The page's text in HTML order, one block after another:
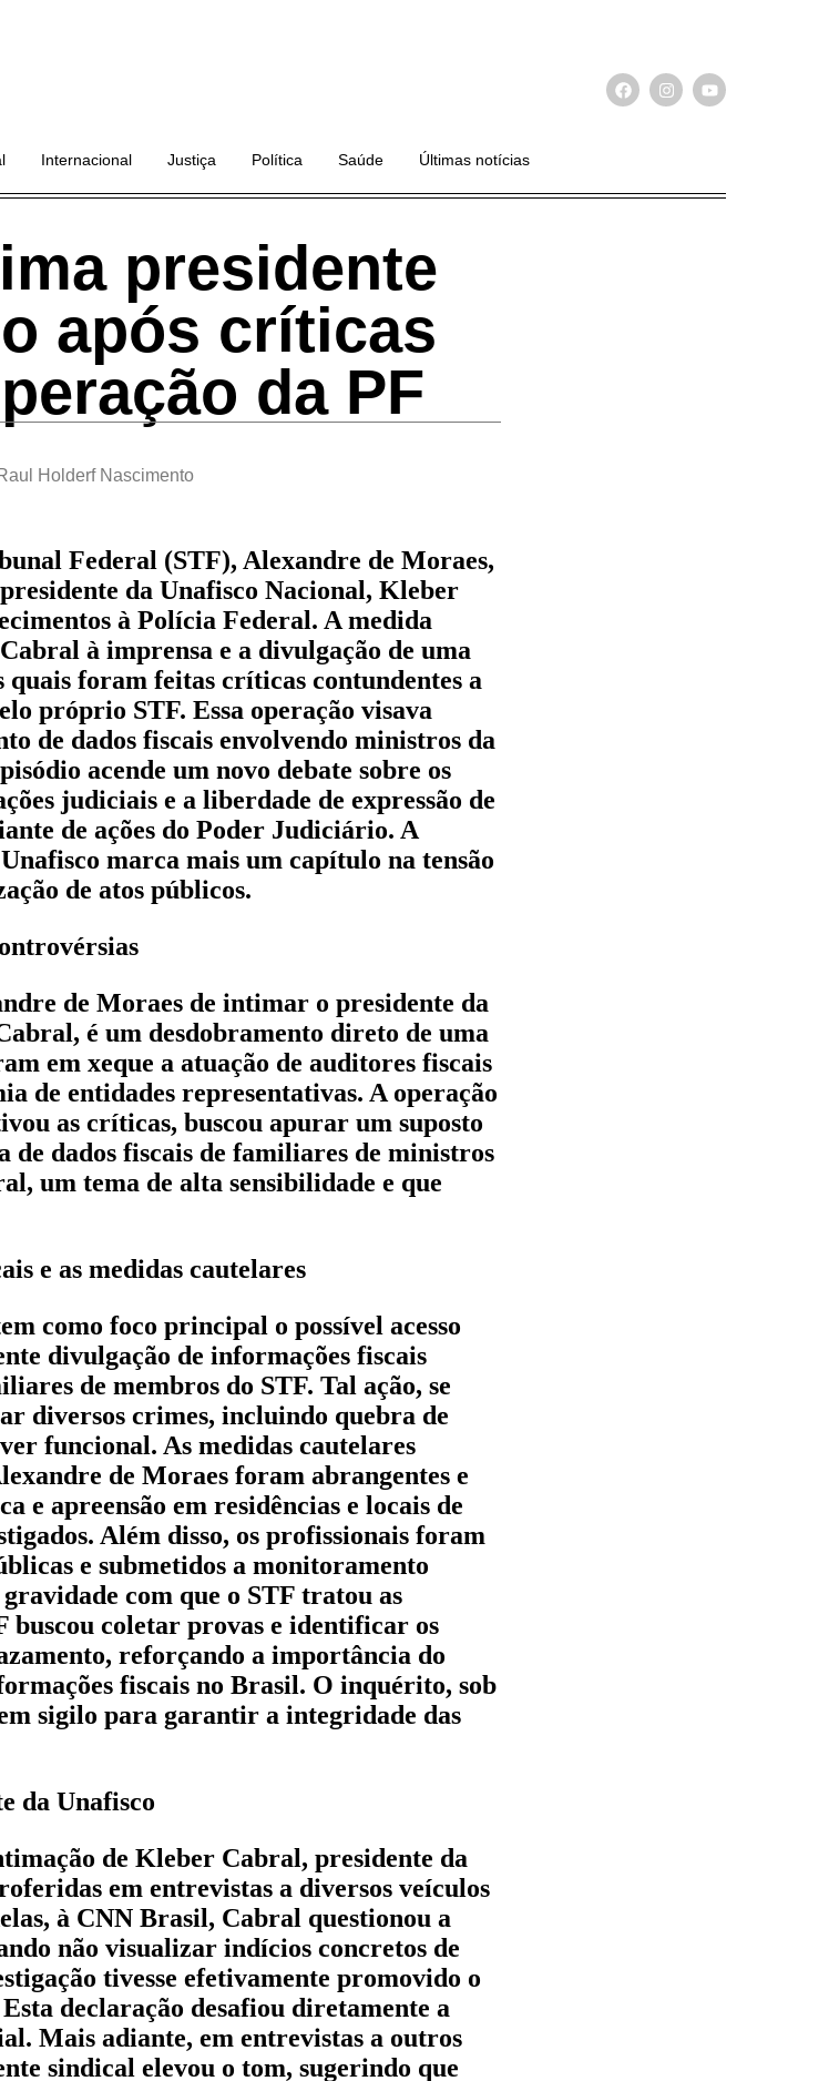
Internacional Justiça Política Saúde Últimas notícias
presidente
após críticas
da PF
Holderf Nascimento
Federal (STF), Alexandre de Moraes,
da Unafisco Nacional, Kleber
à Polícia Federal. A medida
à imprensa e a divulgação de uma
foram feitas críticas contundentes a
próprio STF. Essa operação visava
de dados fiscais envolvendo ministros da
acende um novo debate sobre os
judiciais e a liberdade de expressão de
de ações do Poder Judiciário. A
marca mais um capítulo na tensão
de atos públicos.
de Moraes de intimar o presidente da
é um desdobramento direto de uma
em xeque a atuação de auditores fiscais
de entidades representativas. A operação
as críticas, buscou apurar um suposto
de dados fiscais de familiares de ministros
um tema de alta sensibilidade e que
e as medidas cautelares
como foco principal o possível acesso
divulgação de informações fiscais
de membros do STF. Tal ação, se
diversos crimes, incluindo quebra de
funcional. As medidas cautelares
de Moraes foram abrangentes e
e apreensão em residências e locais de
Além disso, os profissionais foram
e submetidos a monitoramento
com que o STF tratou as
buscou coletar provas e identificar os
reforçando a importância do
fiscais no Brasil. O inquérito, sob
sigilo para garantir a integridade das
da Unafisco
de Kleber Cabral, presidente da
em entrevistas a diversos veículos
à CNN Brasil, Cabral questionou a
não visualizar indícios concretos de
tivesse efetivamente promovido o
declaração desafiou diretamente a
Mais adiante, em entrevistas a outros
sindical elevou o tom, sugerindo que